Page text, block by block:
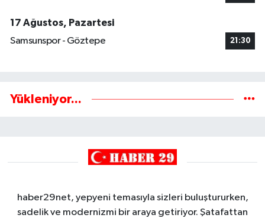
17 Ağustos, Pazartesi
Samsunspor - Göztepe
21:30
Yükleniyor...
haber29net, yepyeni temasıyla sizleri buluştururken,
sadelik ve modernizmi bir araya getiriyor. Şatafattan